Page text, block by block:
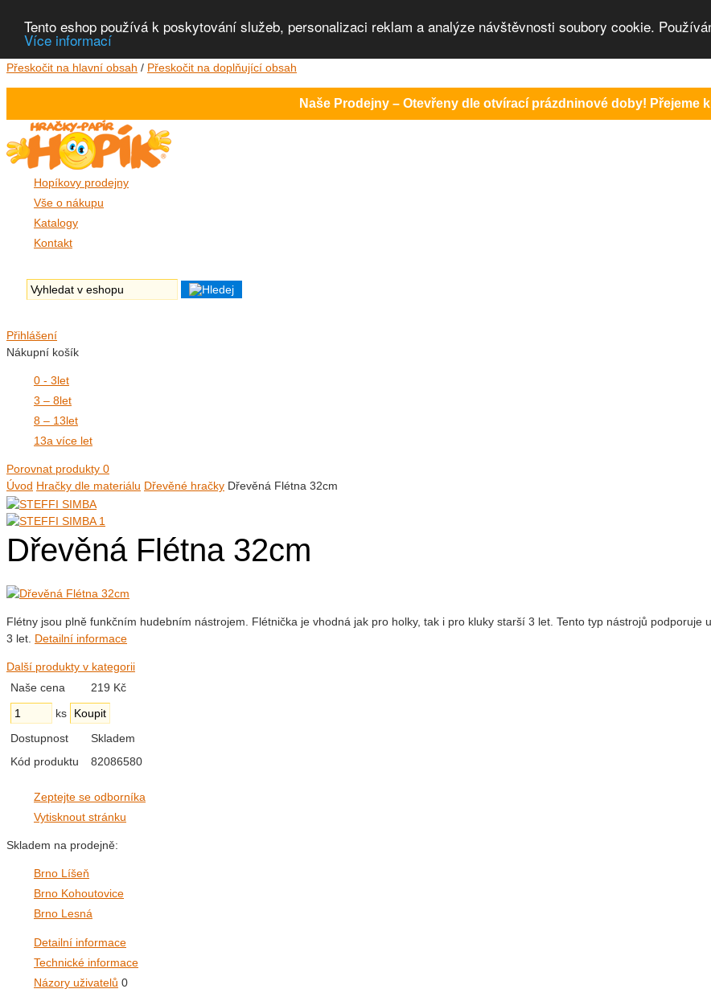
Tento eshop používá k poskytování služeb, personalizaci reklam a analýze návštěvnosti soubory cookie.
Více informací
Přeskočit na hlavní obsah / Přeskočit na doplňující obsah
Naše Prodejny – Otevřeny dle otvírací prázdninové doby! Přejeme
Hopíkovy prodejny
Vše o nákupu
Katalogy
Kontakt
Přihlášení
Nákupní košík
0 - 3let
3 – 8let
8 – 13let
13a více let
Porovnat produkty 0
Úvod Hračky dle materiálu Dřevěné hračky Dřevěná Flétna 32cm
Dřevěná Flétna 32cm
Flétny jsou plně funkčním hudebním nástrojem. Flétnička je vhodná jak pro holky, tak i pro kluky starší 3 let. Tento typ nástrojů
3 let. Detailní informace
Další produkty v kategorii
Naše cena
219 Kč
ks
Dostupnost
Skladem
Kód produktu
82086580
Zeptejte se odborníka
Vytisknout stránku
Skladem na prodejně:
Brno Líšeň
Brno Kohoutovice
Brno Lesná
Detailní informace
Technické informace
Názory uživatelů 0